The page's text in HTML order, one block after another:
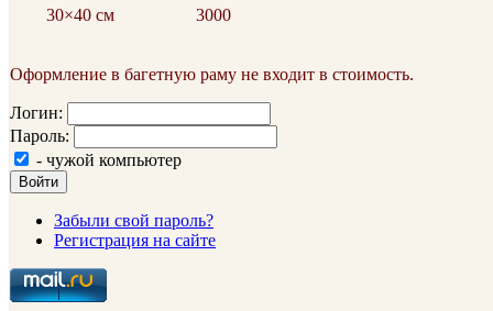
30×40 см 3000
Оформление в багетную раму не входит в стоимость.
Логин:
Пароль:
- чужой компьютер
Войти
Забыли свой пароль?
Регистрация на сайте